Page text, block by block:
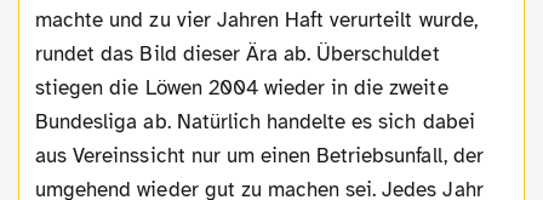
machte und zu vier Jahren Haft verurteilt wurde,
rundet das Bild dieser Ära ab. Überschuldet
stiegen die Löwen 2004 wieder in die zweite
Bundesliga ab. Natürlich handelte es sich dabei
aus Vereinssicht nur um einen Betriebsunfall, der
umgehend wieder gut zu machen sei. Jedes Jahr